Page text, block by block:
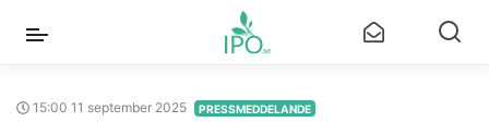
15:00 11 september 2025 PRESSMEDDELANDE